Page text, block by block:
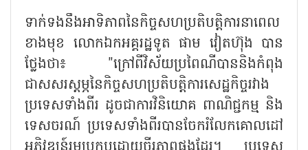
ទាក់ទងនឹងអាទិភាពនៃកិច្ចសហប្រតិបត្តិការនាពេល
ខាងមុខ លោកឯកអគ្គរដ្ឋទូត ផាម វៀតហ៊ុង បាន
ថ្លែងថា៖ "ក្រៅពីវិស័យប្រពៃណីបាននិងកំពុង
ជាសសរស្តម្ភនៃកិច្ចសហប្រតិបត្តិការសេដ្ឋកិច្ចរវាង
ប្រទេសទាំងពីរ ដូចជាការវិនិយោគ ពាណិជ្ជកម្ម និង
ទេសចរណ៍ ប្រទេសទាំងពីរបានចែករំលែកគោលដៅ